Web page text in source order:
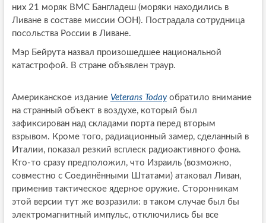
них 21 моряк ВМС Бангладеш (моряки находились в
Ливане в составе миссии ООН). Пострадала сотрудница
посольства России в Ливане.
Мэр Бейрута назвал произошедшее национальной
катастрофой. В стране объявлен траур.
Американское издание Veterans Todayобратило внимание
на странный объект в воздухе, который был
зафиксирован над складами порта перед вторым
взрывом. Кроме того, радиационный замер, сделанный в
Италии, показал резкий всплеск радиоактивного фона.
Кто-то сразу предположил, что Израиль (возможно,
совместно с Соединёнными Штатами) атаковал Ливан,
применив тактическое ядерное оружие. Сторонникам
этой версии тут же возразили: в таком случае был бы
электромагнитный импульс, отключились бы все